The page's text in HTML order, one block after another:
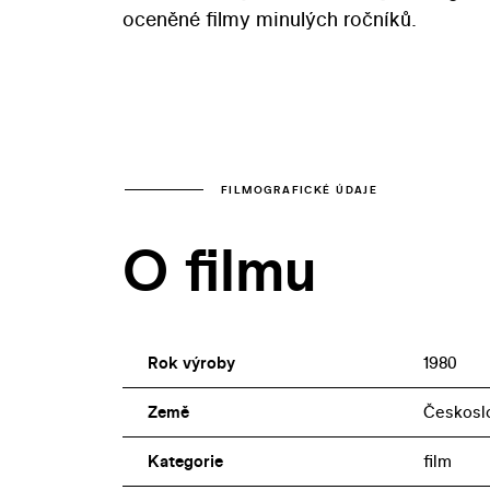
oceněné filmy minulých ročníků.
FILMOGRAFICKÉ ÚDAJE
O filmu
Rok výroby 1980
Země
Kategorie film